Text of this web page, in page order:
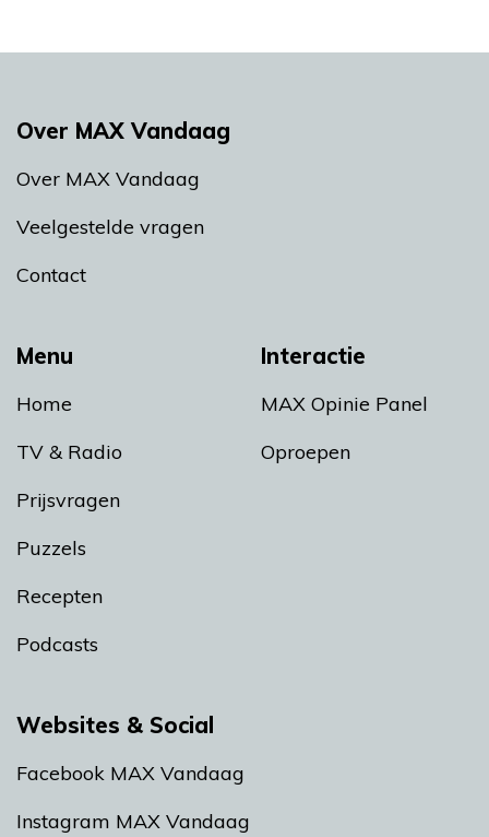
Menu
Home
TV & Radio
Prijsvragen
Puzzels
Recepten
Podcasts
Interactie
MAX Opinie Panel
Oproepen
Over MAX Vandaag
Over MAX Vandaag
Veelgestelde vragen
Contact
Websites & Social
Facebook MAX Vandaag
Instagram MAX Vandaag